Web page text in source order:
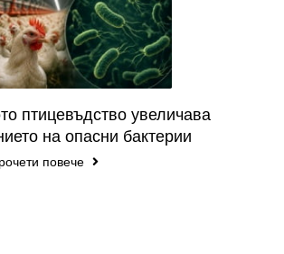
птицевъдство увеличава
на опасни бактерии
повече